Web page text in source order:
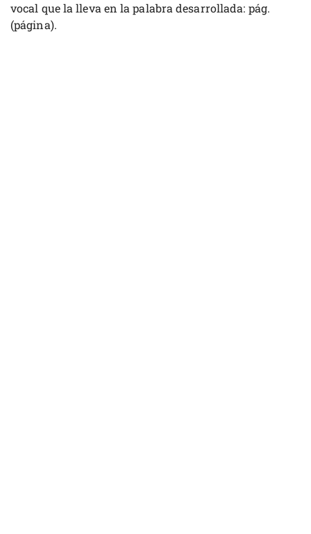
vocal que la lleva en la palabra desarrollada: pág.
(página).